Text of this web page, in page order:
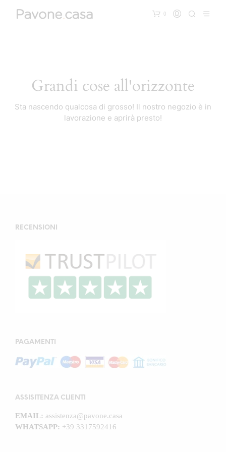
0
Grandi cose all'orizzonte
Sta nascendo qualcosa di grosso! Il nostro negozio è in
lavorazione e aprirà presto!
RECENSIONI
PAGAMENTI
ASSISITENZA CLIENTI
EMAIL: assistenza@pavone.casa
WHATSAPP: +39 3317592416